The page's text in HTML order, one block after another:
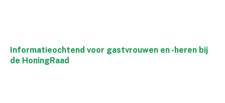
Informatieochtend voor gastvrouwen en -heren bij
de HoningRaad